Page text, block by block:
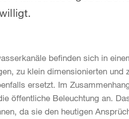
befinden sich in
zu klein dimensionierten und
ersetzt. Im
öffentliche Beleuchtung an.
da sie den heutigen